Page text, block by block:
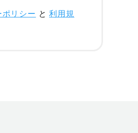
リシー と利用規